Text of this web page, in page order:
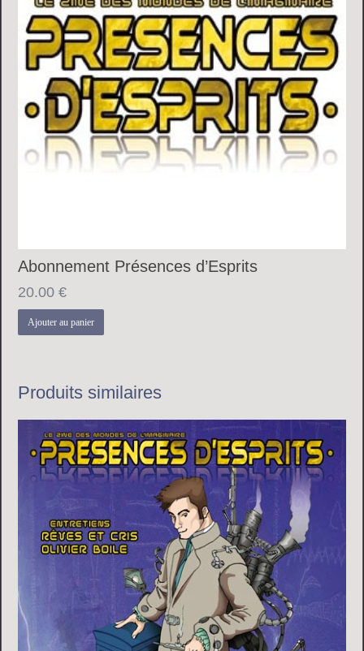
Abonnement Présences d’Esprits
20.00€
Ajouter au panier
Produits similaires